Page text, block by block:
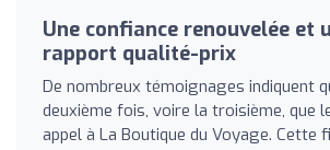
Une confiance renouvelée et
rapport qualité-prix
De nombreux témoignages indiquent
deuxième fois, voire la troisième, que
appel à La Boutique du Voyage. Cette